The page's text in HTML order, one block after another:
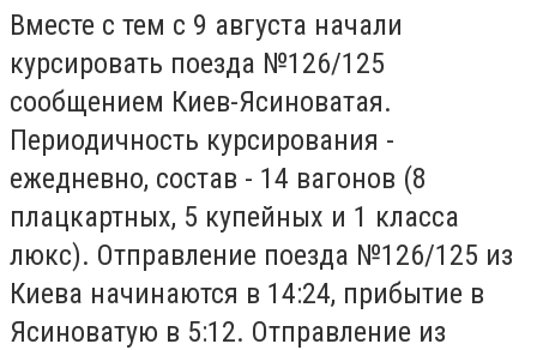
Вместе с тем с 9 августа начали
курсировать поезда №126/125
сообщением Киев-Ясиноватая.
Периодичность курсирования -
ежедневно, состав - 14 вагонов (8
плацкартных, 5 купейных и 1 класса
люкс). Отправление поезда №126/125 из
Киева начинаются в 14:24, прибытие в
Ясиноватую в 5:12. Отправление из